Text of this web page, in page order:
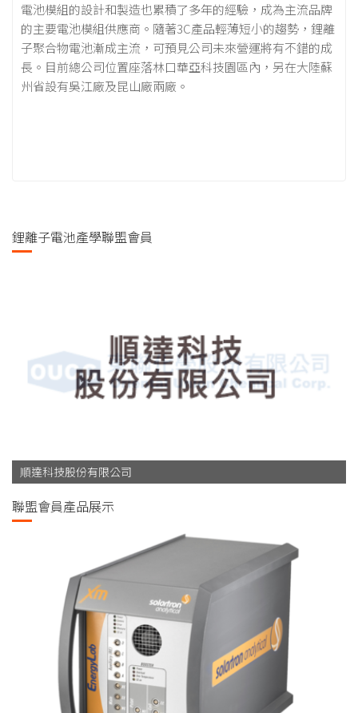
電池模組的設計和製造也累積了多年的經驗，成為主流品牌
的主要電池模組供應商。隨著3C產品輕薄短小的趨勢，鋰離
子聚合物電池漸成主流，可預見公司未來營運將有不錯的成
長。目前總公司位置座落林口華亞科技園區內，另在大陸蘇
州省設有吳江廠及昆山廠兩廠。
鋰離子電池產學聯盟會員
順達科技股份有限公司
東聯化學股份有限公司
聯盟會員產品展示